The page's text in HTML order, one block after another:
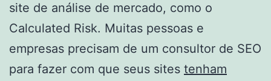
site de análise de mercado, como o
Calculated Risk. Muitas pessoas e
empresas precisam de um consultor de SEO
para fazer com que seus sites tenham